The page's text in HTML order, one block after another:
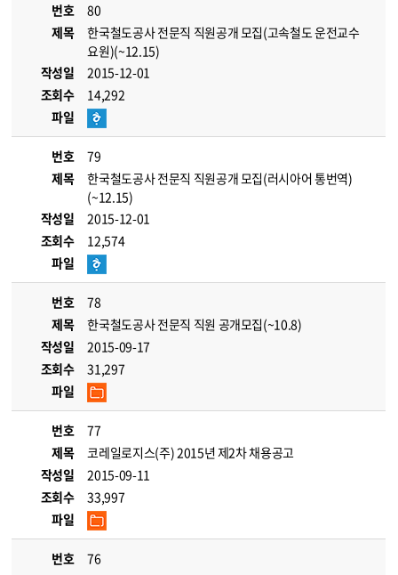
번호
80
제목
한국철도공사 전문직 직원공개 모집(고속철도 운전교수
요원)(~12.15)
작성일
2015-12-01
조회수
14,292
파일
번호
79
제목
한국철도공사 전문직 직원공개 모집(러시아어 통번역)
(~12.15)
작성일
2015-12-01
조회수
12,574
파일
번호
78
제목
한국철도공사 전문직 직원 공개모집(~10.8)
작성일
2015-09-17
조회수
31,297
파일
번호
77
제목
코레일로지스(주) 2015년 제2차 채용공고
작성일
2015-09-11
조회수
33,997
파일
번호
76